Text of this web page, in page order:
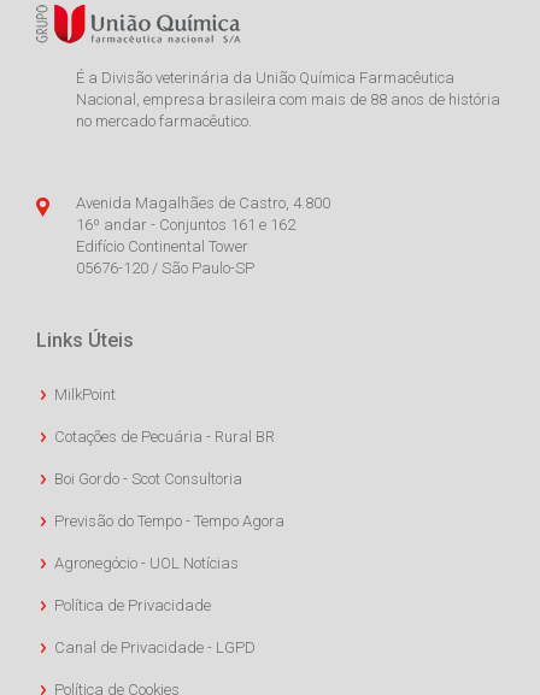
É a Divisão veterinária da União Química Farmacêutica
Nacional, empresa brasileira com mais de 88 anos de história
no mercado farmacêutico.
Avenida Magalhães de Castro, 4.800
16º andar - Conjuntos 161 e 162
Edifício Continental Tower
05676-120 / São Paulo-SP
Links Úteis
MilkPoint
Cotações de Pecuária - Rural BR
Boi Gordo - Scot Consultoria
Previsão do Tempo - Tempo Agora
Agronegócio - UOL Notícias
Política de Privacidade
Canal de Privacidade - LGPD
Política de Cookies